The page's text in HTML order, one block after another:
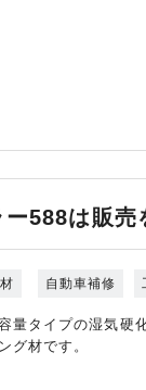
ー588は販売
自動車補修
量タイプの湿気硬
グ材です。